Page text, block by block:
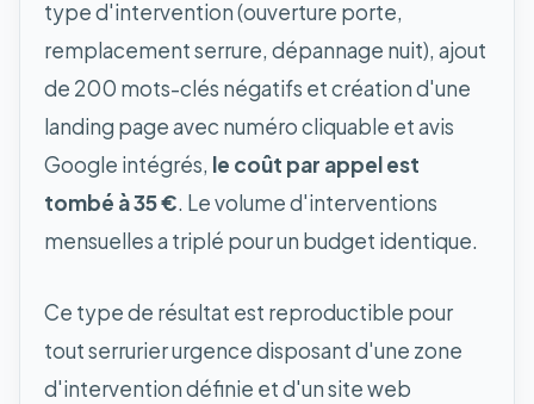
type d'intervention (ouverture porte,
remplacement serrure, dépannage nuit), ajout
de 200 mots-clés négatifs et création d'une
landing page avec numéro cliquable et avis
Google intégrés, le coût par appel est
tombé à 35 €. Le volume d'interventions
mensuelles a triplé pour un budget identique.
Ce type de résultat est reproductible pour
tout serrurier urgence disposant d'une zone
d'intervention définie et d'un site web